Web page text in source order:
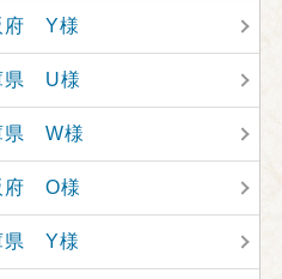
府 Y様
県 U様
県 W様
府 O様
県 Y様